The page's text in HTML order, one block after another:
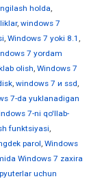
holda,
, windows 7
, Windows 7 yoki 8.1 ,
7 yordam
olish, Windows 7
, windows 7 и ssd,
7-da yuklanadigan
7-ni qo'llab-
funktsiyasi,
parol, Windows
Windows 7 zaxira
uchun